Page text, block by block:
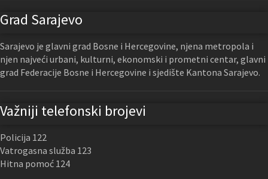
Grad Sarajevo
Sarajevo je glavni grad Bosne i Hercegovine, njena metropola i
njen najveći urbani, kulturni, ekonomski i prometni centar, glavni
grad Federacije Bosne i Hercegovine i sjedište Kantona Sarajevo.
Važniji telefonski brojevi
Policija 122
Vatrogasna služba 123
Hitna pomoć 124